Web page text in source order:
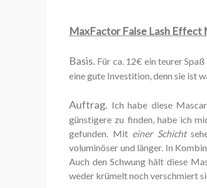
MaxFactor False Lash Effect
Basis. Für ca. 12€ ein teurer
eine gute Investition, denn sie ist
Auftrag. Ich habe diese
günstigere zu finden, habe ich
gefunden. Mit einer Schicht
voluminöser und länger. In
Auch den Schwung hält diese
weder krümelt noch verschmiert